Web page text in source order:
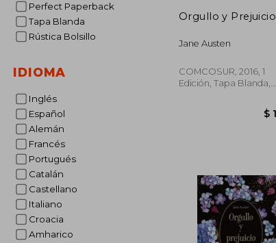
Perfect Paperback
Tapa Blanda
Rústica Bolsillo
IDIOMA
Inglés
Español
Alemán
Francés
Portugués
Catalán
Castellano
Italiano
Croacia
Amharico
Orgullo y Prejuicio
Jane Austen
COMCOSUR, 2016, 1
Edición, Tapa Blanda,